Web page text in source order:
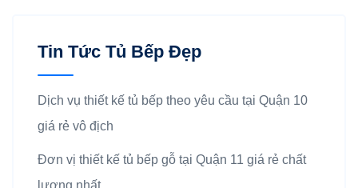
Tin Tức Tủ Bếp Đẹp
Dịch vụ thiết kế tủ bếp theo yêu cầu tại Quận 10
giá rẻ vô địch
Đơn vị thiết kế tủ bếp gỗ tại Quận 11 giá rẻ chất